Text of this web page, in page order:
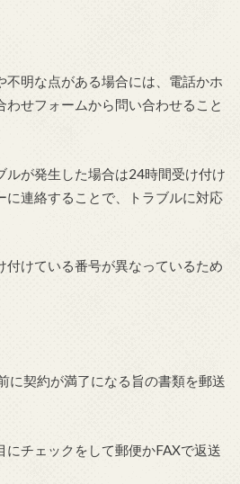
不明な点がある場合には、電話かホ
わせフォームから問い合わせること
ルが発生した場合は24時間受け付け
に連絡することで、トラブルに対応
付けている番号が異なっているため
に契約が満了になる旨の書類を郵送
にチェックをして郵便かFAXで返送